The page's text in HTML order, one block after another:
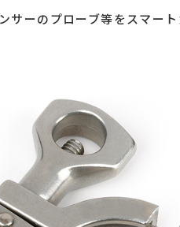
ーのプローブ等をスマー